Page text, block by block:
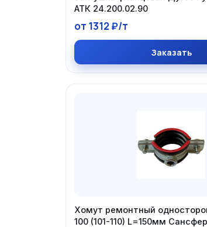
АТК 24.200.02.90
от 1312 ₽/т
Заказать
Хомут ремонтный
100 (101-110) L=150мм